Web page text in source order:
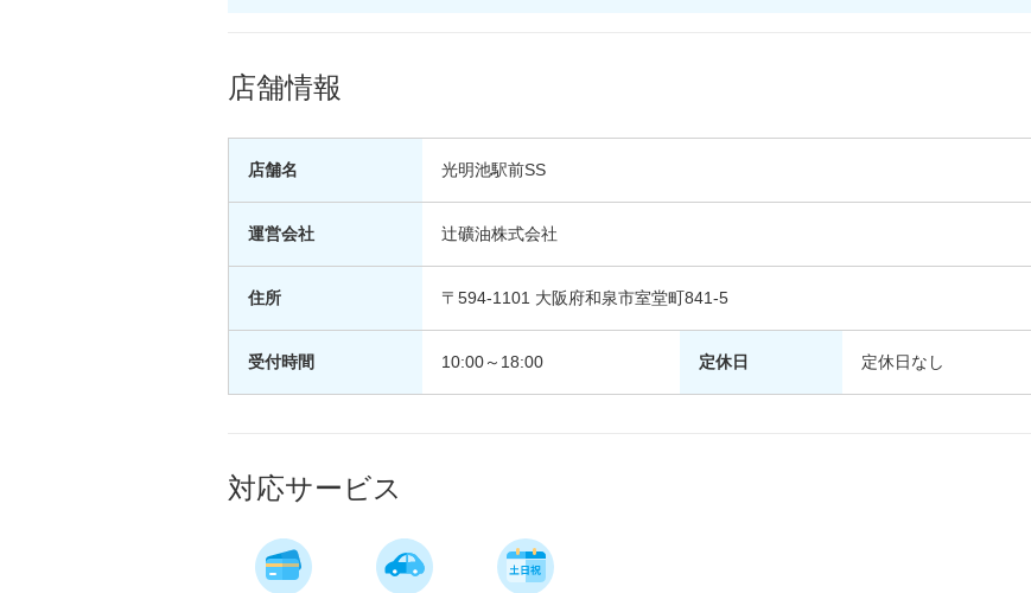
店舗情報
店舗名 光明池駅前SS
運営会社 辻礦油株式会社
住所 〒594-1101 大阪府和泉市室堂町841-5
受付時間 10:00～18:00 定休日 定休日なし
対応サービス